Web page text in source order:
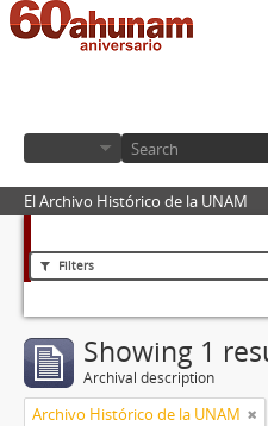
El Archivo Histórico de la UNAM
Filters
Showing 1
Archival description
Archivo Histórico de la UNAM